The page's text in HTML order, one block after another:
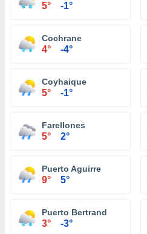
5° -1°
Cochrane
4° -4°
Coyhaique
5° -1°
Farellones
5° 2°
Puerto Aguirre
9° 5°
Puerto Bertrand
3° -3°